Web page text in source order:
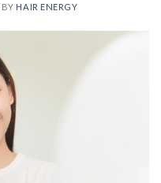
BY HAIR ENERGY